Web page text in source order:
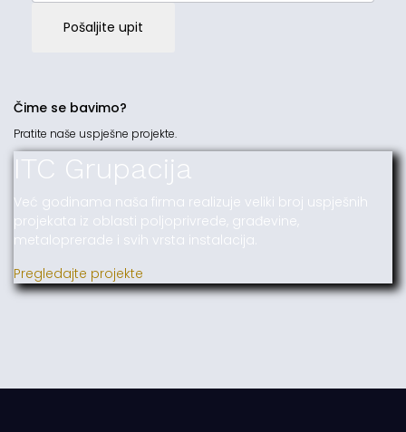
Pošaljite upit
Čime se bavimo?
Pratite naše uspješne projekte.
ITC Grupacija
Već godinama naša firma realizuje veliki broj uspješnih
projekata iz oblasti poljoprivrede, građevine,
metaloprerade i svih vrsta instalacija.
Pregledajte projekte